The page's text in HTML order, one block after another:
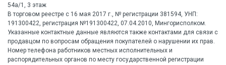
54а/1, 3 этаж
В торговом реестре с 16 мая 2017 г., № регистрации 381594, УНП:
191300422, регистрация №191300422, 07.04.2010, Мингорисполком.
Указанные контактные данные являются также контактами для связи с
продавцом по вопросам обращения покупателей о нарушении их прав.
Номер телефона работников местных исполнительных и
распорядительных органов по месту государственной регистрации